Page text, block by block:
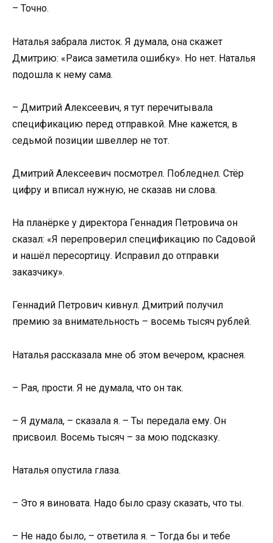
– Точно.
Наталья забрала листок. Я думала, она скажет
Дмитрию: «Раиса заметила ошибку». Но нет. Наталья
подошла к нему сама.
– Дмитрий Алексеевич, я тут перечитывала
спецификацию перед отправкой. Мне кажется, в
седьмой позиции швеллер не тот.
Дмитрий Алексеевич посмотрел. Побледнел. Стёр
цифру и вписал нужную, не сказав ни слова.
На планёрке у директора Геннадия Петровича он
сказал: «Я перепроверил спецификацию по Садовой
и нашёл пересортицу. Исправил до отправки
заказчику».
Геннадий Петрович кивнул. Дмитрий получил
премию за внимательность – восемь тысяч рублей.
Наталья рассказала мне об этом вечером, краснея.
– Рая, прости. Я не думала, что он так.
– Я думала, – сказала я. – Ты передала ему. Он
присвоил. Восемь тысяч – за мою подсказку.
Наталья опустила глаза.
– Это я виновата. Надо было сразу сказать, что ты.
– Не надо было, – ответила я. – Тогда бы и тебе